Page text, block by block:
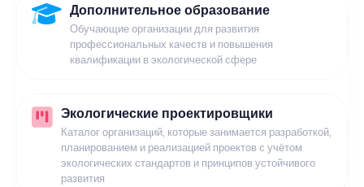
Дополнительное образование
Обучающие организации для развития
профессиональных качеств и повышения
квалификации в экологической сфере
Экологические проектировщики
Каталог организаций, которые занимается разработкой,
планированием и реализацией проектов с учётом
экологических стандартов и принципов устойчивого
развития